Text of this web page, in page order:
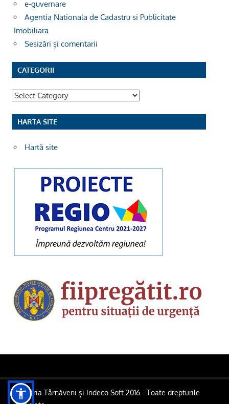
e-guvernare
Agentia Nationala de Cadastru si Publicitate
Imobiliara
Sesizări și comentarii
CATEGORII
Categorii
HARTA SITE
Hartă site
Primăria Târnăveni și Indeco Soft 2016 - Toate drepturile